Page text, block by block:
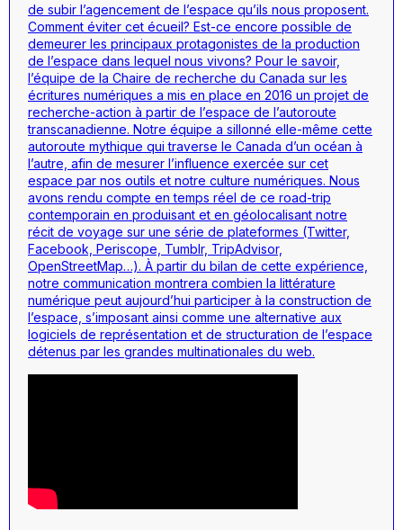
de subir l’agencement de l’espace qu’ils nous proposent.
Comment éviter cet écueil? Est-ce encore possible de
demeurer les principaux protagonistes de la production
de l’espace dans lequel nous vivons? Pour le savoir,
l’équipe de la Chaire de recherche du Canada sur les
écritures numériques a mis en place en 2016 un projet de
recherche-action à partir de l’espace de l’autoroute
transcanadienne. Notre équipe a sillonné elle-même cette
autoroute mythique qui traverse le Canada d’un océan à
l’autre, afin de mesurer l’influence exercée sur cet
espace par nos outils et notre culture numériques. Nous
avons rendu compte en temps réel de ce road-trip
contemporain en produisant et en géolocalisant notre
récit de voyage sur une série de plateformes (Twitter,
Facebook, Periscope, Tumblr, TripAdvisor,
OpenStreetMap…). À partir du bilan de cette expérience,
notre communication montrera combien la littérature
numérique peut aujourd’hui participer à la construction de
l’espace, s’imposant ainsi comme une alternative aux
logiciels de représentation et de structuration de l’espace
détenus par les grandes multinationales du web.